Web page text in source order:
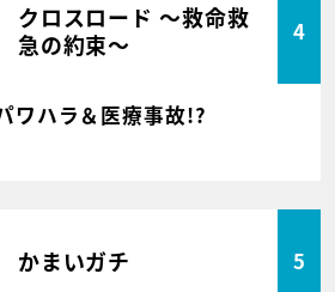
クロスロード ～救命救
急の約束～
4
ハラ＆医療事故!?
かまいガチ 5